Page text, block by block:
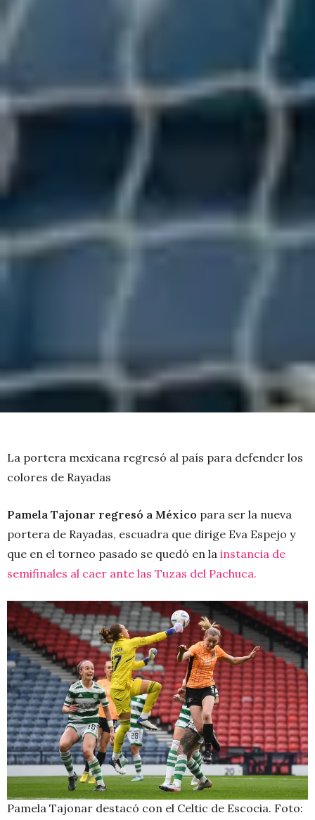
La portera mexicana regresó al país para defender los
colores de Rayadas
Pamela Tajonar regresó a México para ser la nueva
portera de Rayadas, escuadra que dirige Eva Espejo y
que en el torneo pasado se quedó en la instancia de
semifinales al caer ante las Tuzas del Pachuca.
Pamela Tajonar destacó con el Celtic de Escocia. Foto: